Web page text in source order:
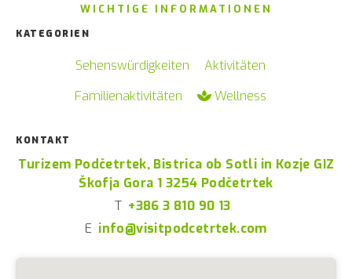
WICHTIGE INFORMATIONEN
KATEGORIEN
Sehenswürdigkeiten
Aktivitäten
Familienaktivitäten
Wellness
KONTAKT
Turizem Podčetrtek, Bistrica ob Sotli in Kozje GIZ
Škofja Gora 1 3254 Podčetrtek
T +386 3 810 90 13
E info@visitpodcetrtek.com